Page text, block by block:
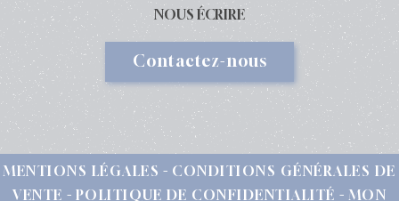
NOUS ÉCRIRE
Contactez-nous
MENTIONS LÉGALES
CONDITIONS GÉNÉRALES DE
VENTE
POLITIQUE DE CONFIDENTIALITÉ MON